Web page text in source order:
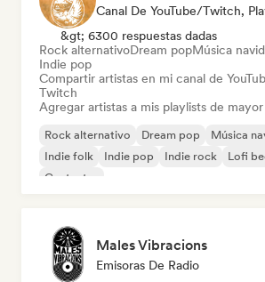
Canal De YouTube/Twitch,
&gt; 6300 respuestas dadas
Rock alternativoDream popMúsica
Indie pop
Compartir artistas en mi canal de
Twitch
Agregar artistas a mis playlists de
Rock alternativo Dream pop
Música
Indie folk
Indie pop Indie rock
Lofi
Cantautor
Males Vibracions
Emisoras De Radio